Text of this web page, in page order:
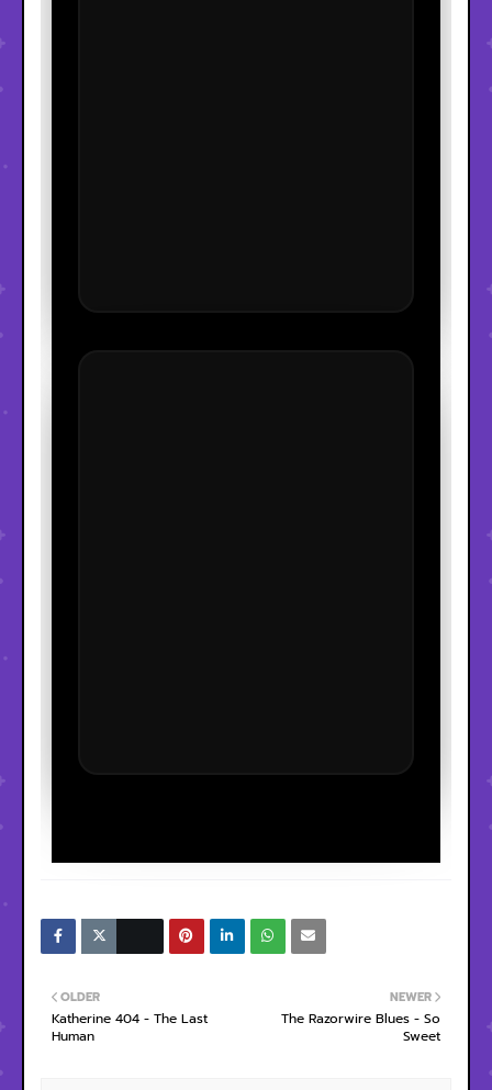
NEWER
The Razorwire Blues - So
Sweet
OLDER
Katherine 404 - The Last
Human